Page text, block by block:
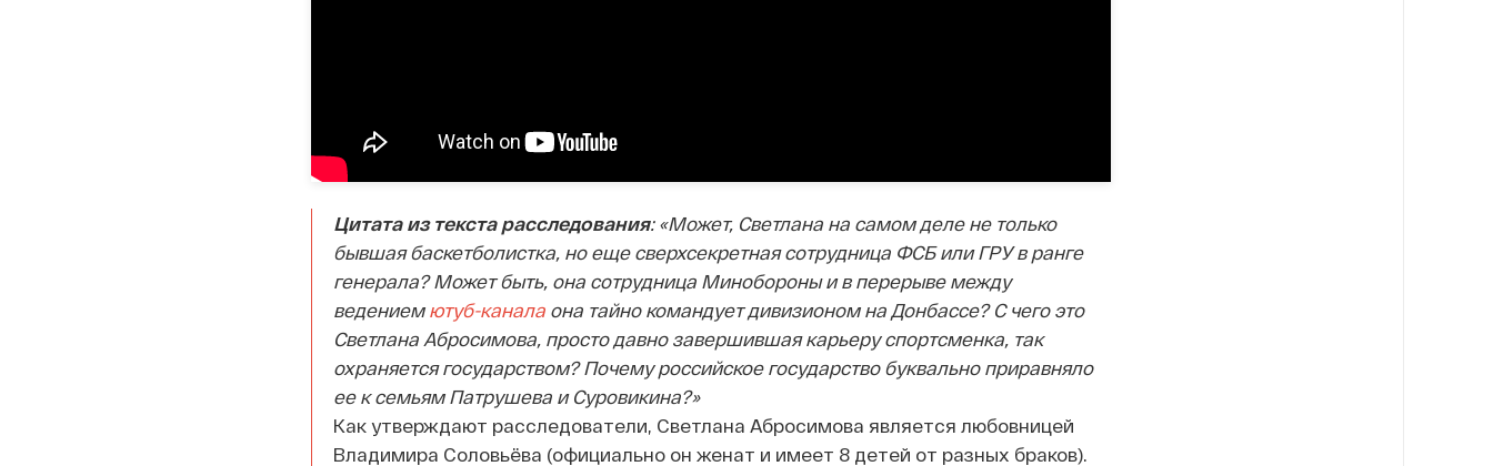
Цитата из текста расследования: «Может, Светлана на самом деле не только
бывшая баскетболистка, но еще сверхсекретная сотрудница ФСБ или ГРУ в ранге
генерала? Может быть, она сотрудница Минобороны и в перерыве между
ведением ютуб-каналаона тайно командует дивизионом на Донбассе? С чего это
Светлана Абросимова, просто давно завершившая карьеру спортсменка, так
охраняется государством? Почему российское государство буквально приравняло
ее к семьям Патрушева и Суровикина?»
Как утверждают расследователи, Светлана Абросимова является любовницей
Владимира Соловьёва (официально он женат и имеет 8 детей от разных браков).